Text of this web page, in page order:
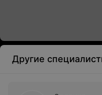
Другие